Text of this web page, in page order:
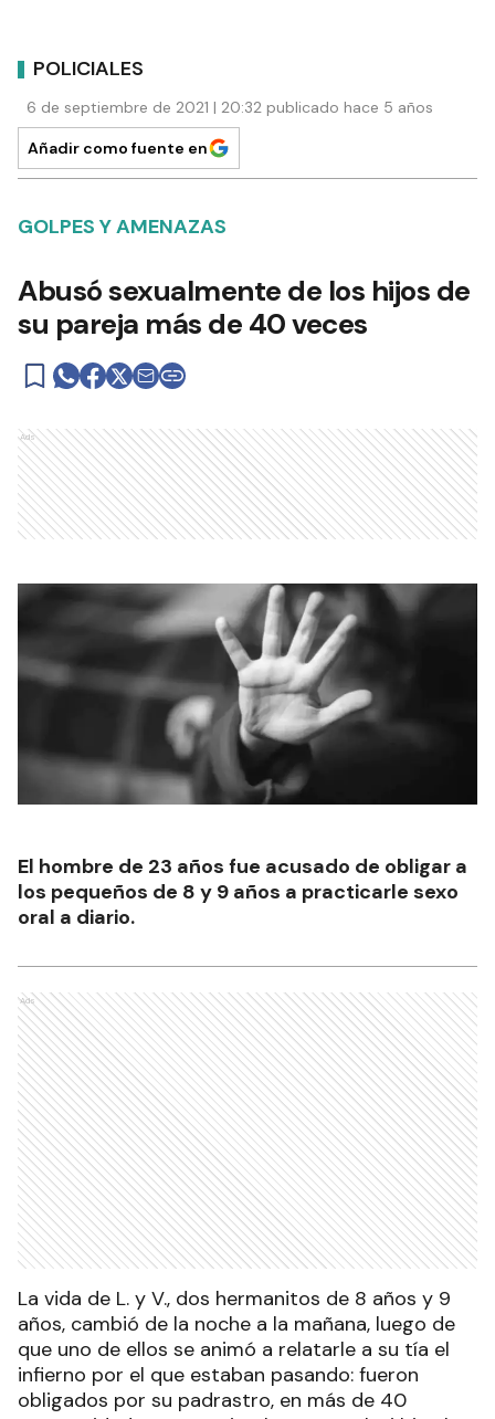
POLICIALES
6 de septiembre de 2021 | 20:32 publicado hace 5 años
Añadir como fuente en
GOLPES Y AMENAZAS
Abusó sexualmente de los hijos de
su pareja más de 40 veces
Ads
El hombre de 23 años fue acusado de obligar a
los pequeños de 8 y 9 años a practicarle sexo
oral a diario.
Ads
La vida de L. y V., dos hermanitos de 8 años y 9
años, cambió de la noche a la mañana, luego de
que uno de ellos se animó a relatarle a su tía el
infierno por el que estaban pasando: fueron
obligados por su padrastro, en más de 40